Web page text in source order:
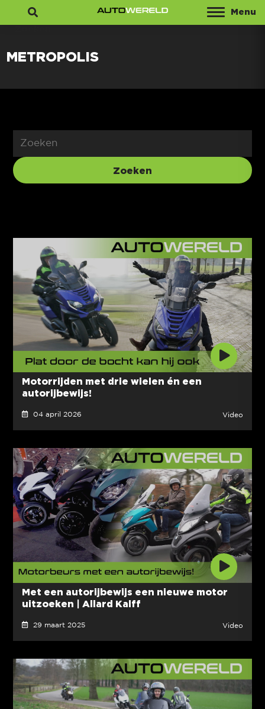
Menu
METROPOLIS
Motorrijden met drie wielen én een
autorijbewijs!
04 april 2026 Video
Met een autorijbewijs een nieuwe motor
uitzoeken | Allard Kalff
29 maart 2025 Video